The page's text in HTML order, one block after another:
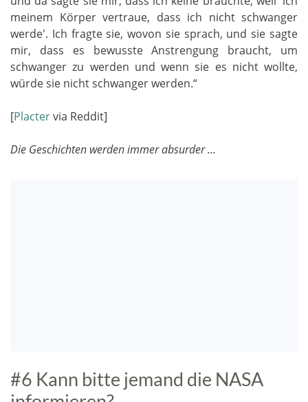
meinem Körper vertraue, dass ich nicht schwanger
werde'. Ich fragte sie, wovon sie sprach, und sie sagte
mir, dass es bewusste Anstrengung braucht, um
schwanger zu werden und wenn sie es nicht wollte,
würde sie nicht schwanger werden.“
[Plactervia Reddit]
Die Geschichten werden immer absurder ...
#6 Kann bitte jemand die NASA